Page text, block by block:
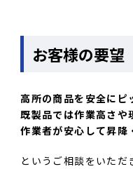
お客様の要望
高所の商品を安全にピ
既製品では作業高さや
作業者が安心して昇降
というご相談をいただ